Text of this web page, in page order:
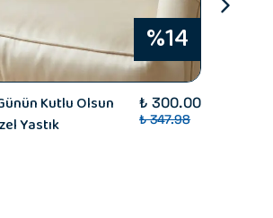
%14
Kutlu Olsun
Yastık
₺ 300.00
₺ 347.98